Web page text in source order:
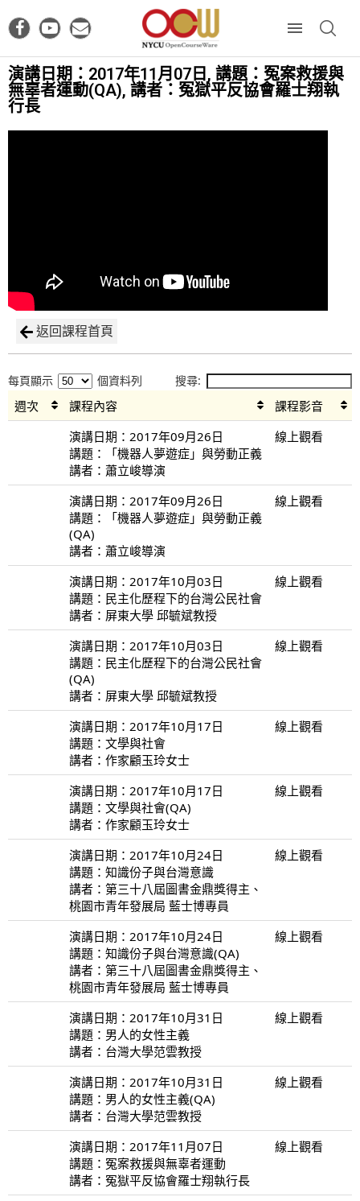
演講日期：2017年11月07日, 講題：冤案救援與
無辜者運動(QA), 講者：冤獄平反協會羅士翔執
行長
返回課程首頁
每頁顯示 個資料列 搜尋:
週次 課程內容
課程影音
演講日期：2017年09月26日
講題：「機器人夢遊症」與勞動正義
講者：蕭立峻導演
線上觀看
演講日期：2017年09月26日
講題：「機器人夢遊症」與勞動正義
(QA)
講者：蕭立峻導演
線上觀看
演講日期：2017年10月03日
講題：民主化歷程下的台灣公民社會
講者：屏東大學 邱毓斌教授
線上觀看
演講日期：2017年10月03日
講題：民主化歷程下的台灣公民社會
(QA)
講者：屏東大學 邱毓斌教授
線上觀看
演講日期：2017年10月17日
講題：文學與社會
講者：作家顧玉玲女士
線上觀看
演講日期：2017年10月17日
講題：文學與社會(QA)
講者：作家顧玉玲女士
線上觀看
演講日期：2017年10月24日
講題：知識份子與台灣意識
講者：第三十八屆圖書金鼎獎得主、
桃園市青年發展局 藍士博專員
線上觀看
演講日期：2017年10月24日
講題：知識份子與台灣意識(QA)
講者：第三十八屆圖書金鼎獎得主、
桃園市青年發展局 藍士博專員
線上觀看
演講日期：2017年10月31日
講題：男人的女性主義
講者：台灣大學范雲教授
線上觀看
演講日期：2017年10月31日
講題：男人的女性主義(QA)
講者：台灣大學范雲教授
線上觀看
演講日期：2017年11月07日
講題：冤案救援與無辜者運動
講者：冤獄平反協會羅士翔執行長
線上觀看